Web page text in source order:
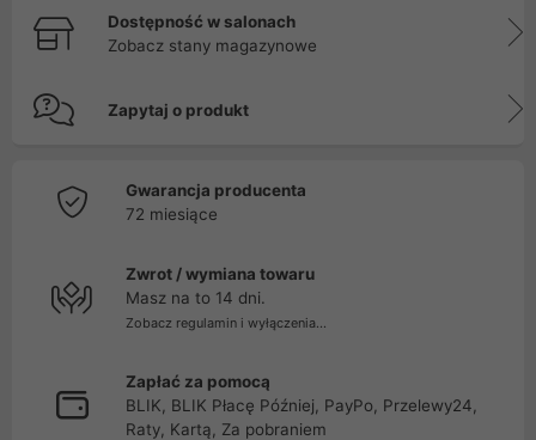
Dostępność w salonach
Zobacz stany magazynowe
Zapytaj o produkt
Gwarancja producenta
72 miesiące
Zwrot / wymiana towaru
Masz na to 14 dni.
Zobacz regulamin i wyłączenia...
Zapłać za pomocą
BLIK, BLIK Płacę Później, PayPo, Przelewy24,
Raty, Kartą, Za pobraniem